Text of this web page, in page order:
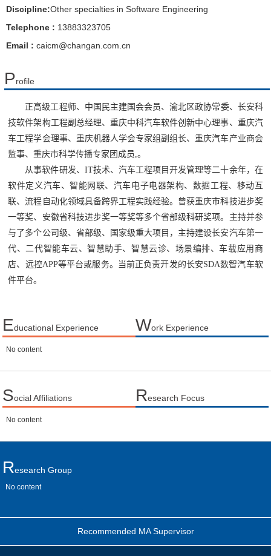
Discipline:Other specialties in Software Engineering
Telephone : 13883323705
Email : caicm@changan.com.cn
Profile
正高级工程师、 中国民主建国会会员 、渝北区政协常委、 长安科
技软件架构工程副总经理、 重庆中科汽车软件创新中心理事、重庆汽
车工程学会理事、重庆机器人学会专家组副组长、重庆汽车产业商会
监事、重庆市科学传播专家团成员,。
从事软件研发、IT技术、 汽车工程项目开发管理等二十余年，在
软件定义汽车、智能网联、 汽车电子电器架构、 数据工程、移动互
联、流程自动化领域具备跨界工程实践经验。曾获重庆市科技进步奖
一等奖、安徽省科技进步奖一等奖等多个省部级科研奖项。 主持并参
与了多个公司级、省部级、国家级重大项目，主持建设长安汽车第一
代、二代智能车云、智慧助手、智慧云诊、场景编排、车载应用商
店、远控APP等平台或服务。
当前正负责开发的长安SDA数智汽车软
件平台。
Educational Experience Work Experience
No content
Social Affiliations Research Focus
No content
REsearch Group
No content
Recommended MA Supervisor